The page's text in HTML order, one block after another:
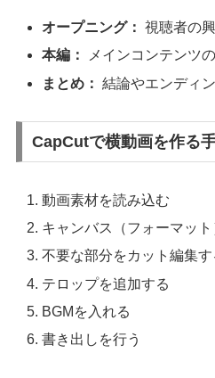
オープニング： 視聴者の
本編：
メインコンテンツ
まとめ： 結論やエンディ
CapCutで横動画を作る
動画素材を読み込む
キャンバス（フォーマッ
不要な部分をカット編集す
テロップを追加する
BGMを入れる
書き出しを行う